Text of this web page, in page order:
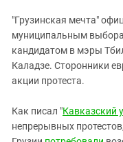
Северная Осетия -
СКФО
Чечня
Южная Осетия
"Грузинская мечта"
муниципальным
кандидатом в мэры
Каладзе. Сторонники
акции протеста.
Как писал "Кавказский
непрерывных